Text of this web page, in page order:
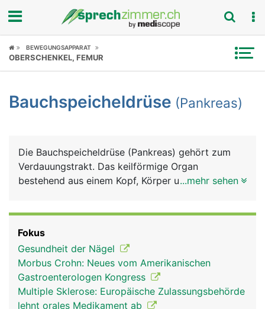
Fokus
Symptome
News
Rubriken
BEWEGUNGSAPPARAT
OBERSCHENKEL, FEMUR
Bauchspeicheldrüse (Pankreas)
Die Bauchspeicheldrüse (Pankreas) gehört zum
Verdauungstrakt. Das keilförmige Organ
bestehend aus einem Kopf, Körper und Schwanz,
Sie produziert einen Verdauungssaft
(Bauchspeichel), der über den
Bauchspeicheldrüsengang in den Zwölffingerdarm
geleitet wird. Der Saft enthält verschiedene
Enzyme zur Aufspaltung der Nahrungsbestandteile
...mehr sehen
Fokus
Gesundheit der Nägel
Morbus Crohn: Neues vom Amerikanischen
Gastroenterologen Kongress
Multiple Sklerose: Europäische Zulassungsbehörde
lehnt orales Medikament ab